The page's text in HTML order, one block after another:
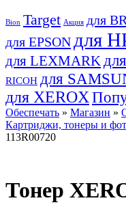
Bion Target Акция для
для EPSON для
для LEXMARK
RICOH для
для XEROX
Обеспечать » Магазин »
Картриджи, тонеры и
113R00720
Тонер